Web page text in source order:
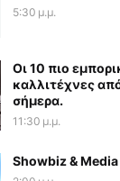
5:30 μ.μ.
Οι 10 πιο
καλλιτέχνες
σήμερα.
11:30 μ.μ.
Showbiz &